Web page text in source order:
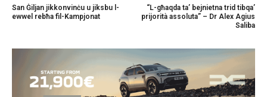
San Ġiljan jikkonvinċu u jiksbu l-
ewwel rebħa fil-Kampjonat
“L-għaqda ta’ bejnietna trid tibqa’
prijorità assoluta” – Dr Alex Agius
Saliba